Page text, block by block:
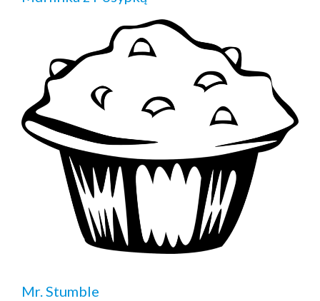
Mr. Stumble